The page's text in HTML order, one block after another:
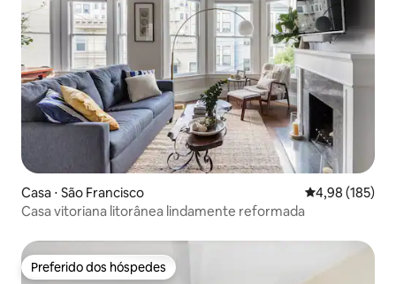
Casa ⋅ São Francisco 4,98 de uma
4,98 (185)
Casa vitoriana litorânea lindamente reformada
Preferido dos hóspedes
Preferido dos hóspedes